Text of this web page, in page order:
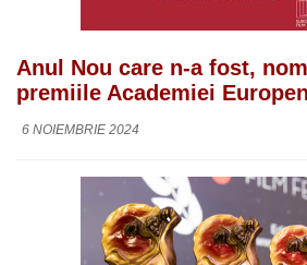
Anul Nou care n-a fost,
premiile Academiei
6 NOIEMBRIE 2024